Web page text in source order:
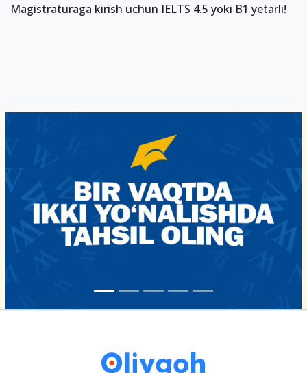
Magistraturaga kirish uchun IELTS 4.5 yoki B1 yetarli!